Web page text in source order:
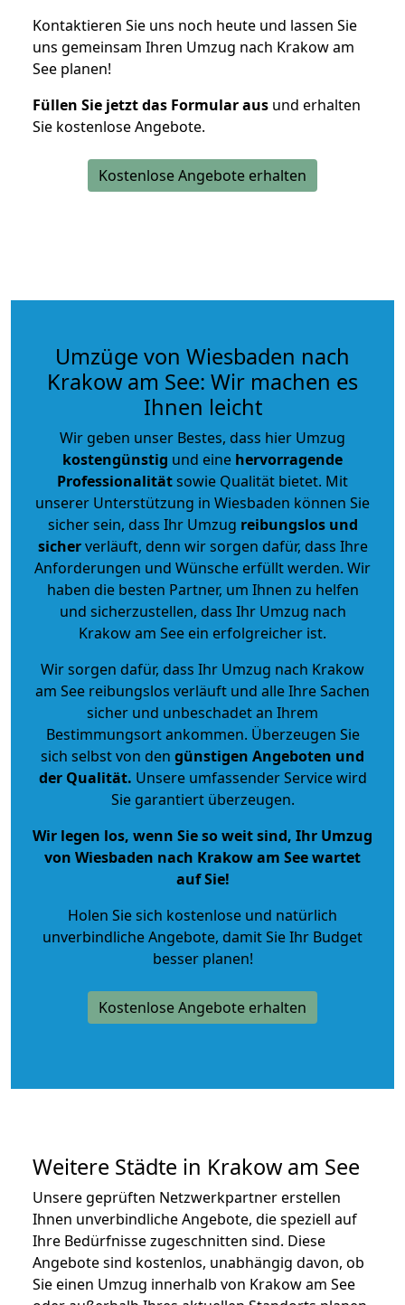
Kontaktieren Sie uns noch heute und lassen Sie
uns gemeinsam Ihren Umzug nach Krakow am
See planen!
Füllen Sie jetzt das Formular aus und erhalten
Sie kostenlose Angebote.
Kostenlose Angebote erhalten
Umzüge von Wiesbaden nach
Krakow am See: Wir machen es
Ihnen leicht
Wir geben unser Bestes, dass hier Umzug
kostengünstig und eine hervorragende
Professionalitätsowie Qualität bietet. Mit
unserer Unterstützung in Wiesbaden können Sie
sicher sein, dass Ihr Umzug reibungslos und
sicherverläuft, denn wir sorgen dafür, dass Ihre
Anforderungen und Wünsche erfüllt werden. Wir
haben die besten Partner, um Ihnen zu helfen
und sicherzustellen, dass Ihr Umzug nach
Krakow am See ein erfolgreicher ist.
Wir sorgen dafür, dass Ihr Umzug nach Krakow
am See reibungslos verläuft und alle Ihre Sachen
sicher und unbeschadet an Ihrem
Bestimmungsort ankommen. Überzeugen Sie
sich selbst von den günstigen Angeboten und
der Qualität. Unsere umfassender Service wird
Sie garantiert überzeugen.
Wir legen los, wenn Sie so weit sind, Ihr Umzug
von Wiesbaden nach Krakow am See wartet
auf Sie!
Holen Sie sich kostenlose und natürlich
unverbindliche Angebote, damit Sie Ihr Budget
besser planen!
Kostenlose Angebote erhalten
Weitere Städte in Krakow am See
Unsere geprüften Netzwerkpartner erstellen
Ihnen unverbindliche Angebote, die speziell auf
Ihre Bedürfnisse zugeschnitten sind. Diese
Angebote sind kostenlos, unabhängig davon, ob
Sie einen Umzug innerhalb von Krakow am See